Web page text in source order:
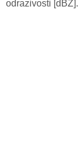
odrazivosti [dBZ].